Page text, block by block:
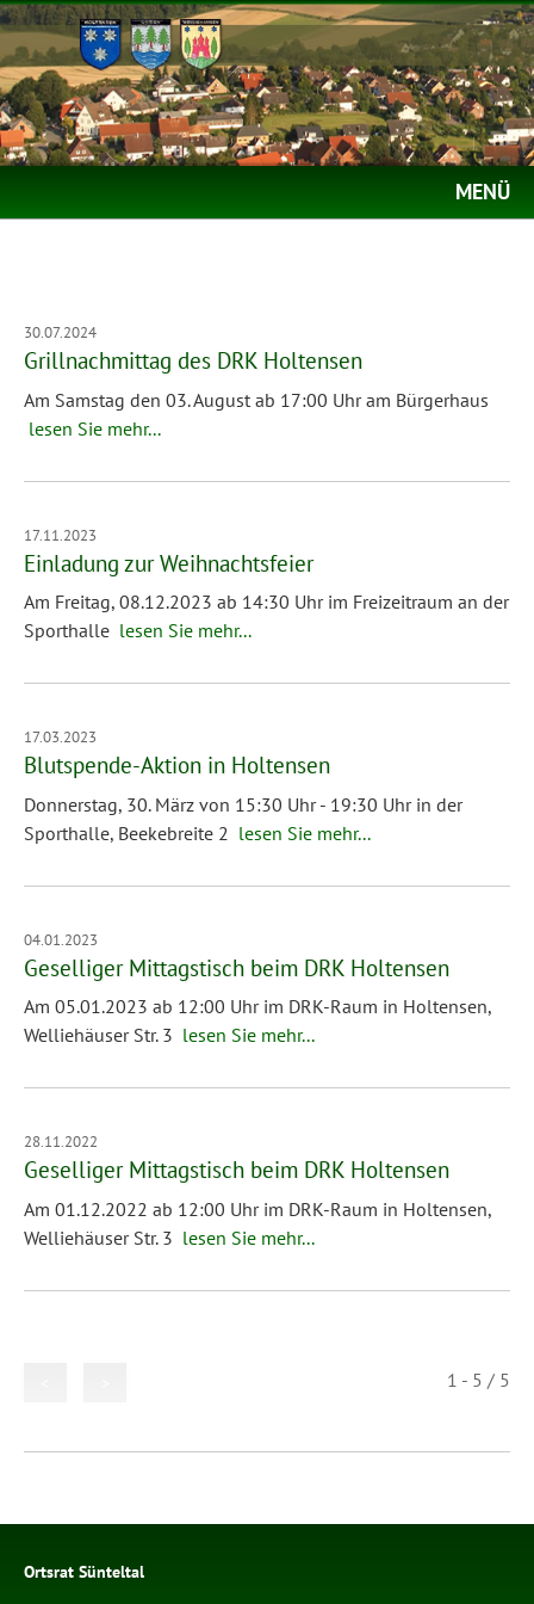
MENÜ
30.07.2024
Grillnachmittag des DRK Holtensen
Am Samstag den 03. August ab 17:00 Uhr am Bürgerhaus
lesen Sie mehr...
17.11.2023
Einladung zur Weihnachtsfeier
Am Freitag, 08.12.2023 ab 14:30 Uhr im Freizeitraum an der
Sporthalle lesen Sie mehr...
17.03.2023
Blutspende-Aktion in Holtensen
Donnerstag, 30. März von 15:30 Uhr - 19:30 Uhr in der
Sporthalle, Beekebreite 2 lesen Sie mehr...
04.01.2023
Geselliger Mittagstisch beim DRK Holtensen
Am 05.01.2023 ab 12:00 Uhr im DRK-Raum in Holtensen,
Welliehäuser Str. 3 lesen Sie mehr...
28.11.2022
Geselliger Mittagstisch beim DRK Holtensen
Am 01.12.2022 ab 12:00 Uhr im DRK-Raum in Holtensen,
Welliehäuser Str. 3 lesen Sie mehr...
1 - 5 / 5
Ortsrat Sünteltal